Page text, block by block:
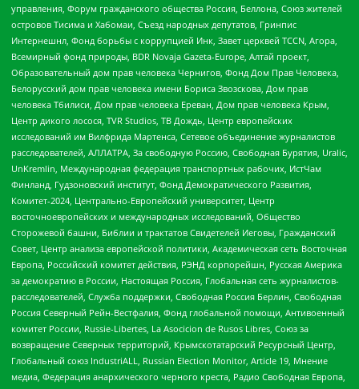
управления, Форум гражданского общества Россия, Беллона, Союз жителей
островов Тисима и Хабомаи, Съезд народных депутатов, Гринпис
Интернешнл, Фонд борьбы с коррупцией Инк, Завет церквей TCCN, Агора,
Всемирный фонд природы, BDR Novaja Gazeta-Europe, Алтай проект,
Образовательный дом прав человека Чернигов, Фонд Дом Прав Человека,
Белорусский дом прав человека имени Бориса Звозскова, Дом прав
человека Тбилиси, Дом прав человека Ереван, Дом прав человека Крым,
Центр дикого лосося, TVR Studios, ТВ Дождь, Центр европейских
исследований им Вилфрида Мартенса, Сетевое объединение журналистов
расследователей, АЛЛАТРА, За свободную Россию, Свободная Бурятия, Uralic,
UnKremlin, Международная федерация транспортных рабочих, ИстЧам
Финланд, Гудзоновский институт, Фонд Демократического Развития,
Комитет-2024, Центрально-Европейский университет, Центр
восточноевропейских и международных исследований, Общество
Сторожевой башни, Библии и трактатов Свидетелей Иеговы, Гражданский
Совет, Центр анализа европейской политики, Академическая сеть Восточная
Европа, Российский комитет действия, РЭНД корпорейшн, Русская Америка
за демократию в России, Настоящая Россия, Глобальная сеть журналистов-
расследователей, Служба поддержки, Свободная Россия Берлин, Свободная
Россия Северный Рейн-Вестфалия, Фонд глобальной помощи, Антивоенный
комитет России, Russie-Libertes, La Asocicion de Rusos Libres, Союз за
возвращение Северных территорий, Крымскотатарский Ресурсный Центр,
Глобальный союз IndustriALL, Russian Election Monitor, Article 19, Мнение
медиа, Федерация анархического черного креста, Радио Свободная Европа,